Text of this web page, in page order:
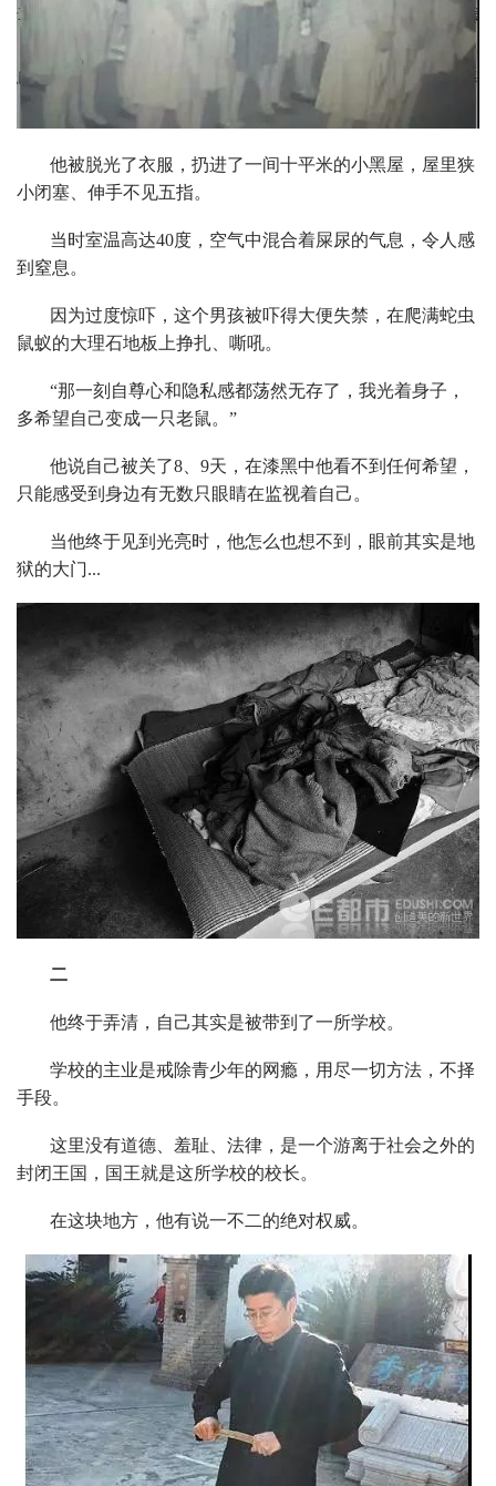
他被脱光了衣服，扔进了一间十平米的小黑屋，屋里狭
小闭塞、伸手不见五指。
当时室温高达40度，空气中混合着屎尿的气息，令人感
到窒息。
因为过度惊吓，这个男孩被吓得大便失禁，在爬满蛇虫
鼠蚁的大理石地板上挣扎、嘶吼。
“那一刻自尊心和隐私感都荡然无存了，我光着身子，
多希望自己变成一只老鼠。”
他说自己被关了8、9天，在漆黑中他看不到任何希望，
只能感受到身边有无数只眼睛在监视着自己。
当他终于见到光亮时，他怎么也想不到，眼前其实是地
狱的大门...
二
他终于弄清，自己其实是被带到了一所学校。
学校的主业是戒除青少年的网瘾，用尽一切方法，不择
手段。
这里没有道德、羞耻、法律，是一个游离于社会之外的
封闭王国，国王就是这所学校的校长。
在这块地方，他有说一不二的绝对权威。